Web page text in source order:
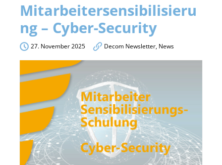
Mitarbeitersensibilisieru
ng – Cyber-Security
27. November 2025 Decom Newsletter, News